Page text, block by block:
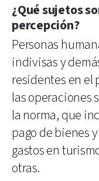
¿Qué sujetos
percepción?
Personas
indivisas y
residentes en el
las operaciones
la norma, que
pago de bienes
gastos en
otras.